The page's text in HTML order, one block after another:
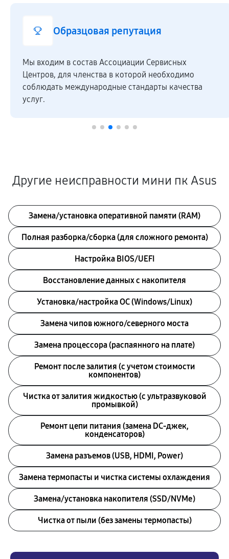
Образцовая репутация
Мы входим в состав Ассоциации Сервисных
Центров, для членства в которой необходимо
соблюдать международные стандарты качества
услуг.
Другие неисправности мини пк Asus
Замена/установка оперативной памяти (RAM)
Полная разборка/сборка (для сложного ремонта)
Настройка BIOS/UEFI
Восстановление данных с накопителя
Установка/настройка ОС (Windows/Linux)
Замена чипов южного/северного моста
Замена процессора (распаянного на плате)
Ремонт после залития (с учетом стоимости
компонентов)
Чистка от залития жидкостью (с ультразвуковой
промывкой)
Ремонт цепи питания (замена DC-джек,
конденсаторов)
Замена разъемов (USB, HDMI, Power)
Замена термопасты и чистка системы охлаждения
Замена/установка накопителя (SSD/NVMe)
Чистка от пыли (без замены термопасты)